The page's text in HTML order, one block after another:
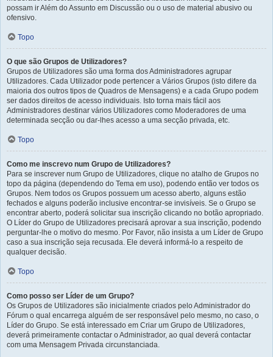
possam ir Além do Assunto em Discussão ou o uso de material abusivo ou
ofensivo.
Topo
O que são Grupos de Utilizadores?
Grupos de Utilizadores são uma forma dos Administradores agrupar
Utilizadores. Cada Utilizador pode pertencer a Vários Grupos (isto difere da
maioria dos outros tipos de Quadros de Mensagens) e a cada Grupo podem
ser dados direitos de acesso individuais. Isto torna mais fácil aos
Administradores destinar vários Utilizadores como Moderadores de uma
determinada secção ou dar-lhes acesso a uma secção privada, etc.
Topo
Como me inscrevo num Grupo de Utilizadores?
Para se inscrever num Grupo de Utilizadores, clique no atalho de Grupos no
topo da página (dependendo do Tema em uso), podendo então ver todos os
Grupos. Nem todos os Grupos possuem um acesso aberto, alguns estão
fechados e alguns poderão inclusive encontrar-se invisíveis. Se o Grupo se
encontrar aberto, poderá solicitar sua inscrição clicando no botão apropriado.
O Líder do Grupo de Utilizadores precisará aprovar a sua inscrição, podendo
perguntar-lhe o motivo do mesmo. Por Favor, não insista a um Líder de Grupo
caso a sua inscrição seja recusada. Ele deverá informá-lo a respeito de
qualquer decisão.
Topo
Como posso ser Líder de um Grupo?
Os Grupos de Utilizadores são inicialmente criados pelo Administrador do
Fórum o qual encarrega alguém de ser responsável pelo mesmo, no caso, o
Líder do Grupo. Se está interessado em Criar um Grupo de Utilizadores,
deverá primeiramente contactar o Administrador, ao qual deverá contactar
com uma Mensagem Privada circunstanciada.